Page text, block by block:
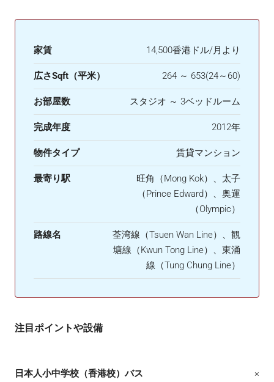
家賃 14,500香港ドル/月より
広さSqft（平米） 264 ～ 653(24～60)
お部屋数 スタジオ ～ 3ベッドルーム
完成年度 2012年
物件タイプ 賃貸マンション
最寄り駅
旺角（Mong Kok）、太子
（Prince Edward）、奥運
（Olympic）
路線名
荃湾線（Tsuen Wan Line）、観
塘線（Kwun Tong Line）、東涌
線（Tung Chung Line）
注目ポイントや設備
日本人小中学校（香港校）バス ×